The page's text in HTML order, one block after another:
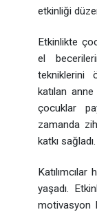
etkinliği
Etkinlikte
el
tekniklerini
katılan
çocuklar
zamanda
katkı sağladı.
yaşadı.
motivasyon